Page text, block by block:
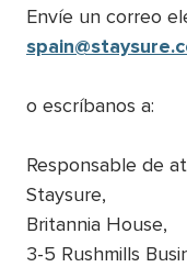
Envíe un correo
o escríbanos a:
Responsable de
Staysure,
Britannia House,
3-5 Rushmills